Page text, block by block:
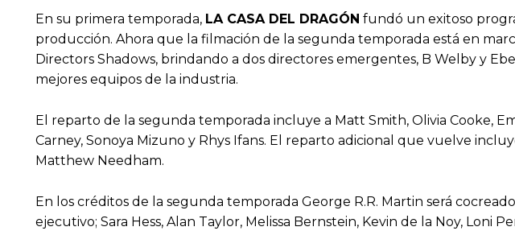
En su primera temporada, LA CASA DEL DRAGÓN fundó un exitoso
producción. Ahora que la filmación de la segunda temporada está en
Directors Shadows, brindando a dos directores emergentes, B Welby y
mejores equipos de la industria.
El reparto de la segunda temporada incluye a Matt Smith, Olivia Cooke,
Carney, Sonoya Mizuno y Rhys Ifans. El reparto adicional que vuelve
Matthew Needham.
En los créditos de la segunda temporada George R.R. Martin será
ejecutivo; Sara Hess, Alan Taylor, Melissa Bernstein, Kevin de la Noy,